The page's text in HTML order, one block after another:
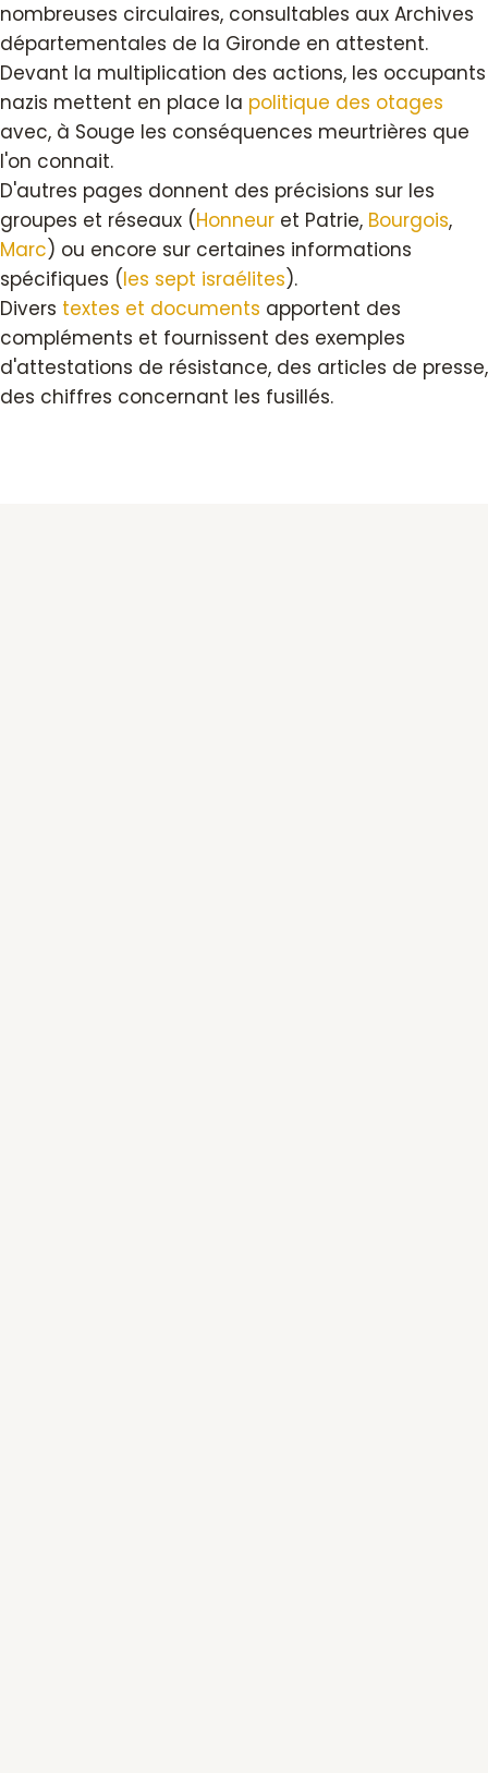
nombreuses circulaires, consultables aux Archives
départementales de la Gironde en attestent.
Devant la multiplication des actions, les occupants
nazis mettent en place la politique des otages
avec, à Souge les conséquences meurtrières que
l'on connait.
D'autres pages donnent des précisions sur les
groupes et réseaux (Honneur et Patrie, Bourgois,
Marc) ou encore sur certaines informations
spécifiques (les sept israélites).
Divers textes et documents apportent des
compléments et fournissent des exemples
d'attestations de résistance, des articles de presse,
des chiffres concernant les fusillés.